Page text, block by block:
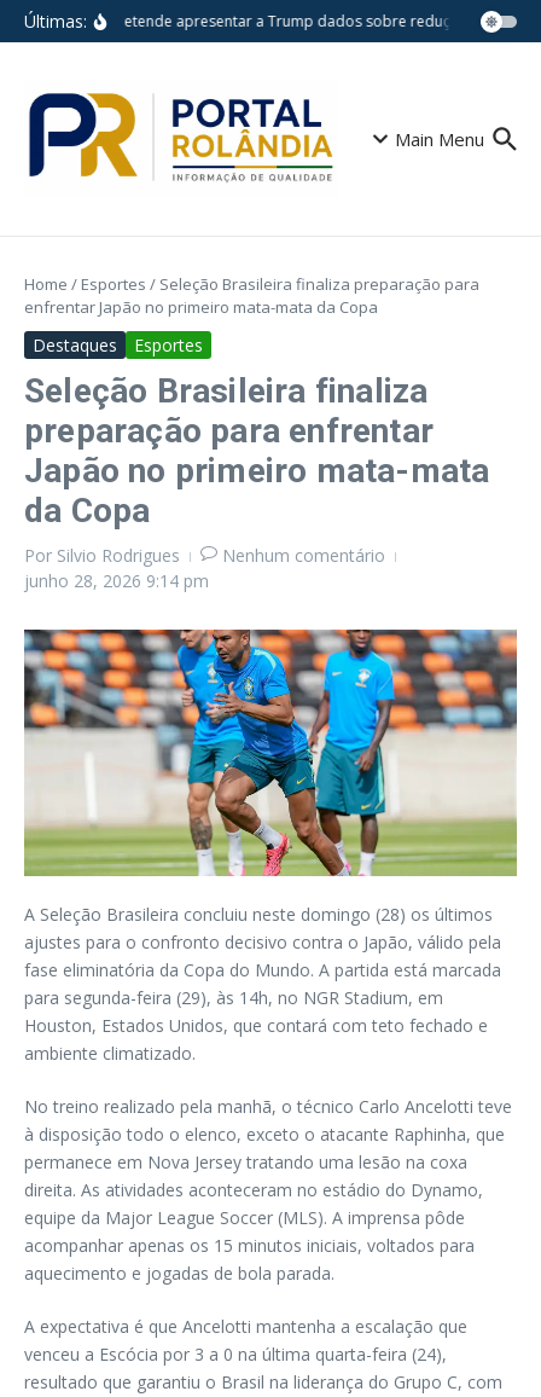
Ir para o conteúdo
Últimas:Lula pretende apresentar a Trump dados sobre redução do
Main Menu
Home / Esportes / Seleção Brasileira finaliza preparação para
enfrentar Japão no primeiro mata-mata da Copa
Destaques Esportes
Seleção Brasileira finaliza
preparação para enfrentar
Japão no primeiro mata-mata
da Copa
Por Silvio Rodrigues
Nenhum comentário
junho 28, 2026 9:14 pm
A Seleção Brasileira concluiu neste domingo (28) os últimos
ajustes para o confronto decisivo contra o Japão, válido pela
fase eliminatória da Copa do Mundo. A partida está marcada
para segunda-feira (29), às 14h, no NGR Stadium, em
Houston, Estados Unidos, que contará com teto fechado e
ambiente climatizado.
No treino realizado pela manhã, o técnico Carlo Ancelotti teve
à disposição todo o elenco, exceto o atacante Raphinha, que
permanece em Nova Jersey tratando uma lesão na coxa
direita. As atividades aconteceram no estádio do Dynamo,
equipe da Major League Soccer (MLS). A imprensa pôde
acompanhar apenas os 15 minutos iniciais, voltados para
aquecimento e jogadas de bola parada.
A expectativa é que Ancelotti mantenha a escalação que
venceu a Escócia por 3 a 0 na última quarta-feira (24),
resultado que garantiu o Brasil na liderança do Grupo C, com